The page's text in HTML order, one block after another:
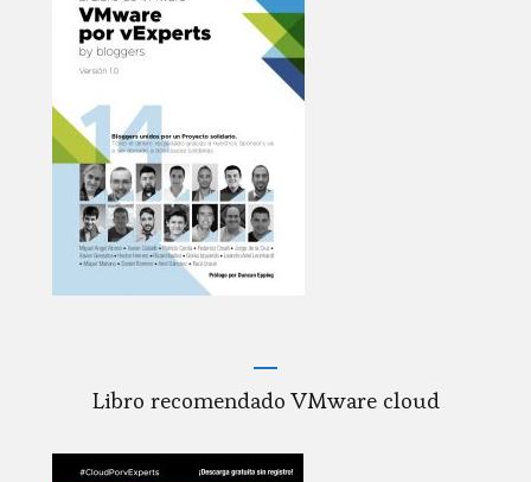
Libro recomendado VMware cloud